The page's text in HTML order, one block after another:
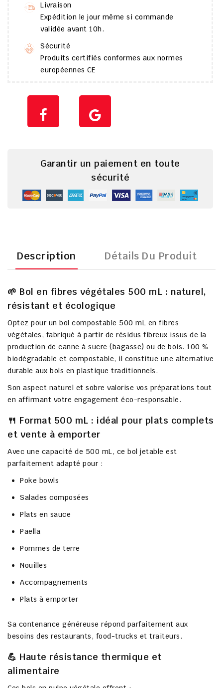
Livraison
Expédition le jour même si commande
validée avant 10h.
Sécurité
Produits certifiés conformes aux normes
européennes CE
Garantir un paiement en toute
sécurité
Description Détails Du Produit
🌱 Bol en fibres végétales 500 mL : naturel,
résistant et écologique
Optez pour un bol compostable 500 mL en fibres
végétales, fabriqué à partir de résidus fibreux issus de la
production de canne à sucre (bagasse) ou de bois. 100 %
biodégradable et compostable, il constitue une alternative
durable aux bols en plastique traditionnels.
Son aspect naturel et sobre valorise vos préparations tout
en affirmant votre engagement éco-responsable.
🍴 Format 500 mL : idéal pour plats complets
et vente à emporter
Avec une capacité de 500 mL, ce bol jetable est
parfaitement adapté pour :
Poke bowls
Salades composées
Plats en sauce
Paella
Pommes de terre
Nouilles
Accompagnements
Plats à emporter
Sa contenance généreuse répond parfaitement aux
besoins des restaurants, food-trucks et traiteurs.
💪 Haute résistance thermique et
alimentaire